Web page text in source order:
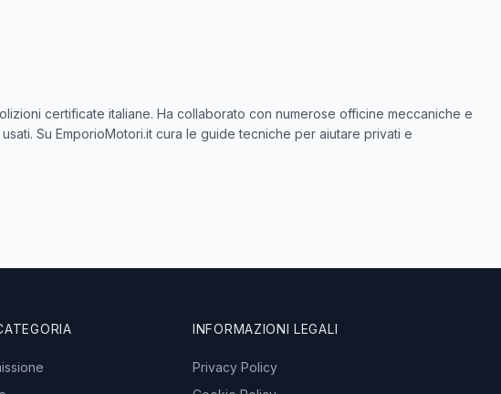
certificate italiane. Ha collaborato con numerose officine meccaniche e
Su EmporioMotori.it cura le guide tecniche per aiutare privati e
INFORMAZIONI LEGALI
Privacy Policy